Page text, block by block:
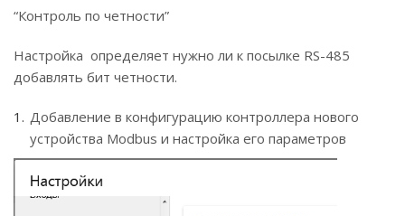
“Контроль по четности”
Настройка определяет нужно ли к посылке RS-485
добавлять бит четности.
Добавление в конфигурацию контроллера нового
устройства Modbus и настройка его параметров